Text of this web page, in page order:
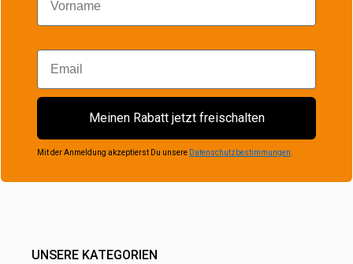
Email
Meinen Rabatt jetzt freischalten
Mit der Anmeldung akzeptierst Du unsere Datenschutzbestimmungen
UNSERE KATEGORIEN